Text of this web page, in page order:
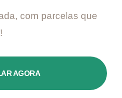
com parcelas que
AGORA